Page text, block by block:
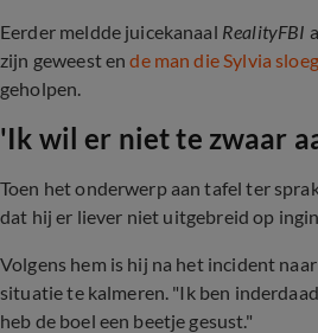
Eerder meldde juicekanaal RealityFBI
zijn geweest ende man die Sylvia sloeg
geholpen.
'Ik wil er niet te zwaar
Toen het onderwerp aan tafel ter
dat hij er liever niet uitgebreid op
Volgens hem is hij na het incident
situatie te kalmeren. "Ik ben
heb de boel een beetje gesust."